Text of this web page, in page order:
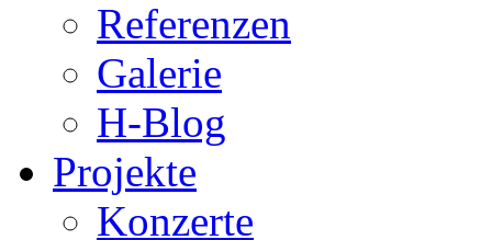
Referenzen
Galerie
H-Blog
Projekte
Konzerte